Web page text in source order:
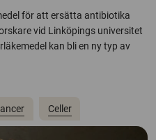
för att ersätta antibiotika
vid Linköpings universitet
kan bli en ny typ av
Celler